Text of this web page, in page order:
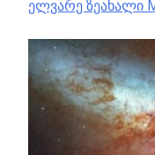
ელვარე ზეახალი